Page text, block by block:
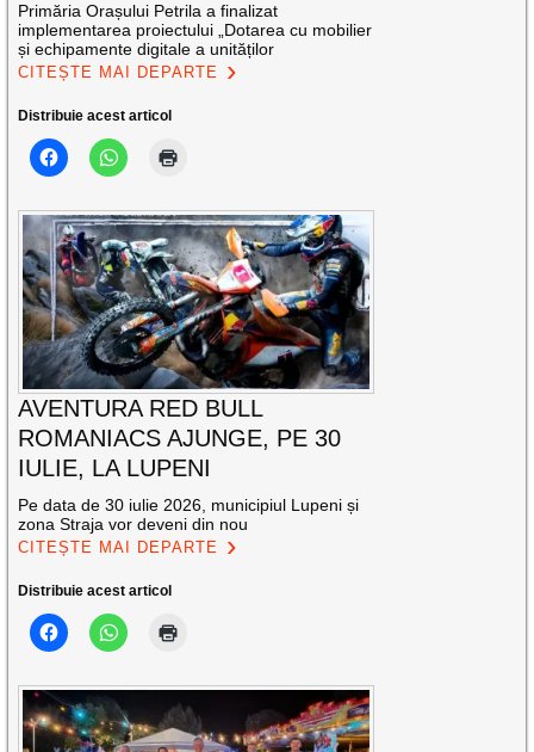
Primăria Orașului Petrila a finalizat
implementarea proiectului „Dotarea cu mobilier
și echipamente digitale a unităților
CITEȘTE MAI DEPARTE
Distribuie acest articol
AVENTURA RED BULL
ROMANIACS AJUNGE, PE 30
IULIE, LA LUPENI
Pe data de 30 iulie 2026, municipiul Lupeni și
zona Straja vor deveni din nou
CITEȘTE MAI DEPARTE
Distribuie acest articol